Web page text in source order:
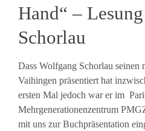
Hand“ –
Schorlau
Dass Wolfgang Schorlau seinen
Vaihingen präsentiert hat
ersten Mal jedoch war er im
Mehrgenerationenzentrum
mit uns zur Buchpräsentation